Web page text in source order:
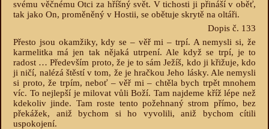
svému věčnému Otci za hříšný svět. V tichosti ji přináší v oběť,
tak jako On, proměněný v Hostii, se obětuje skrytě na oltáři.
Dopis č. 133
Přesto jsou okamžiky, kdy se – věř mi – trpí. A nemysli si, že
karmelitka má jen tak nějaká utrpení. Ale když se trpí, je to
radost … Především proto, že je to sám Ježíš, kdo ji křižuje, kdo
ji ničí, nalézá štěstí v tom, že je hračkou Jeho lásky. Ale nemysli
si proto, že trpím, neboť – věř mi – chtěla bych trpět mnohem
víc. To nejlepší je milovat vůli Boží. Tam najdeme kříž lépe než
kdekoliv jinde. Tam roste tento požehnaný strom přímo, bez
překážek, aniž bychom si ho vyvolili, aniž bychom cítili
uspokojení.